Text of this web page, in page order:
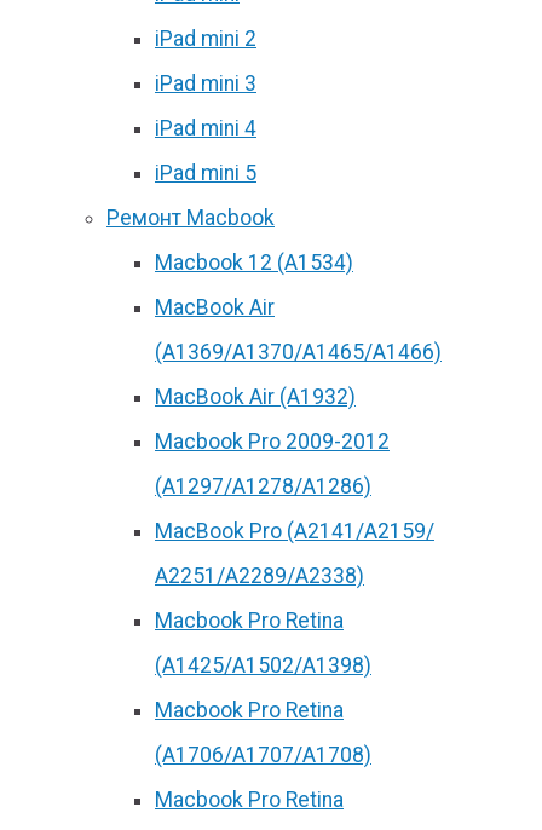
iPad mini 2
iPad mini 3
iPad mini 4
iPad mini 5
Ремонт Macbook
Macbook 12 (А1534)
MacBook Air
(A1369/A1370/A1465/A1466)
MacBook Air (A1932)
Macbook Pro 2009-2012
(A1297/A1278/A1286)
MacBook Pro (А2141/А2159/
А2251/A2289/A2338)
Macbook Pro Retina
(А1425/A1502/A1398)
Macbook Pro Retina
(А1706/A1707/A1708)
Macbook Pro Retina